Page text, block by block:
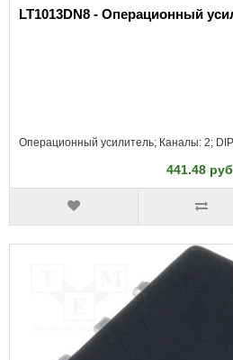
LT1013DN8 - Операционный
Операционный усилитель; Каналы: 2;
441.48